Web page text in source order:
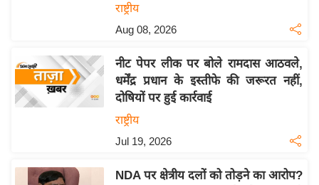
स
उ
द्यो
ग
राष्ट्रीय
Aug 08, 2026
नीट पेपर लीक पर बोले रामदास आठवले,
धर्मेंद्र प्रधान के इस्तीफे की जरूरत नहीं,
दोषियों पर हुई कार्रवाई
राष्ट्रीय
Jul 19, 2026
NDA पर क्षेत्रीय दलों को तोड़ने का आरोप?